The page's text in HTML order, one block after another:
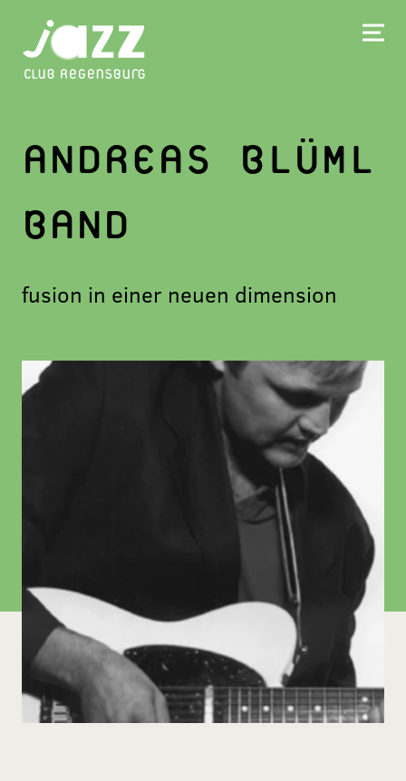
ANDREAS BLÜML
BAND
fusion in einer neuen dimension